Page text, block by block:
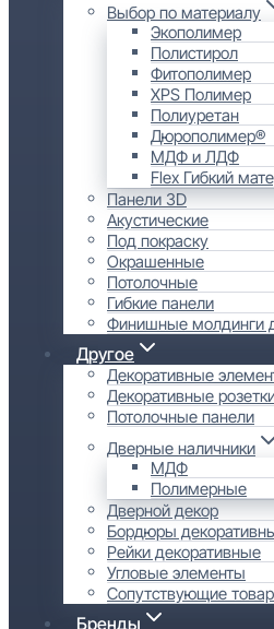
Выбор по материалу
Экополимер
Полистирол
Фитополимер
XPS Полимер
Полиуретан
Дюрополимер®
МДФ и ЛДФ
Flex Гибкий
Панели 3D
Акустические
Под покраску
Окрашенные
Потолочные
Гибкие панели
Финишные молдинги
Другое
Декоративные
Декоративные
Потолочные панели
Дверные наличники
МДФ
Полимерные
Дверной декор
Бордюры
Рейки декоративные
Угловые элементы
Сопутствующие
Бренды